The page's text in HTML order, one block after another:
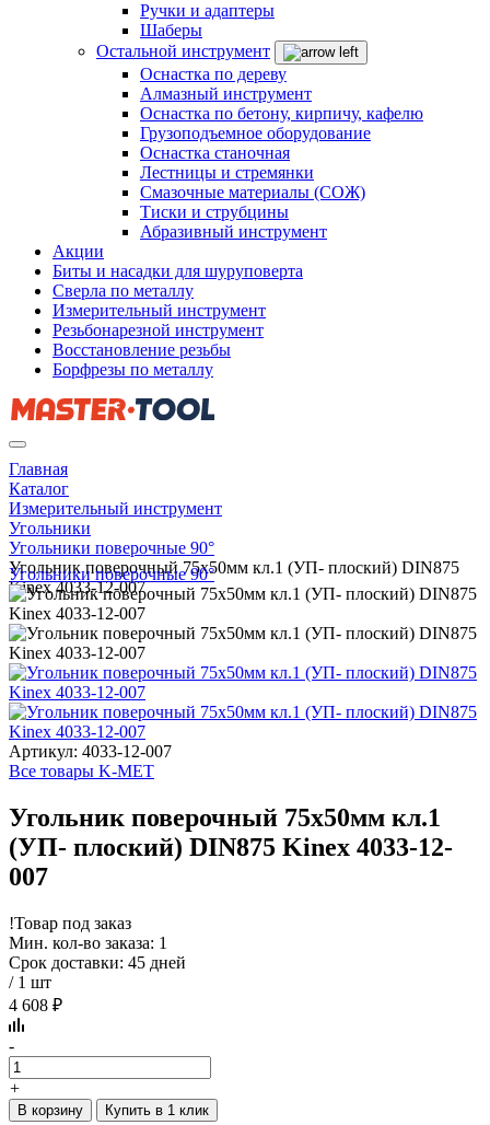
Ручки и адаптеры
Шаберы
Остальной инструмент
Оснастка по дереву
Алмазный инструмент
Оснастка по бетону, кирпичу, кафелю
Грузоподъемное оборудование
Оснастка станочная
Лестницы и стремянки
Смазочные материалы (СОЖ)
Тиски и струбцины
Абразивный инструмент
Акции
Биты и насадки для шуруповерта
Сверла по металлу
Измерительный инструмент
Резьбонарезной инструмент
Восстановление резьбы
Борфрезы по металлу
Главная
Каталог
Измерительный инструмент
Угольники
Угольники поверочные 90°
Угольник поверочный 75х50мм кл.1 (УП- плоский) DIN875
Kinex 4033-12-007
Угольники поверочные 90°
Артикул: 4033-12-007
Все товары K-MET
Угольник поверочный 75х50мм кл.1
(УП- плоский) DIN875 Kinex 4033-12-
007
!Товар под заказ
Мин. кол-во заказа: 1
Срок доставки: 45 дней
/ 1 шт
4 608 ₽
-
+
В корзину Купить в 1 клик